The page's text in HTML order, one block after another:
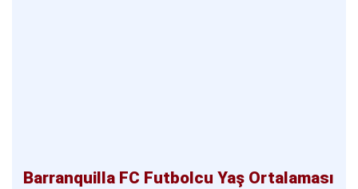
Barranquilla FC Futbolcu Yaş Ortalaması